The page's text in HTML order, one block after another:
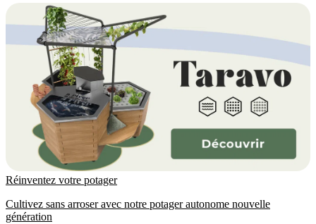
Réinventez votre potager
Cultivez sans arroser avec notre potager autonome nouvelle
génération